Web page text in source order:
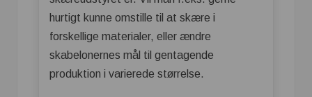
hurtigt kunne omstille til at skære i
forskellige materialer, eller ændre
skabelonernes mål til gentagende
produktion i varierede størrelse.